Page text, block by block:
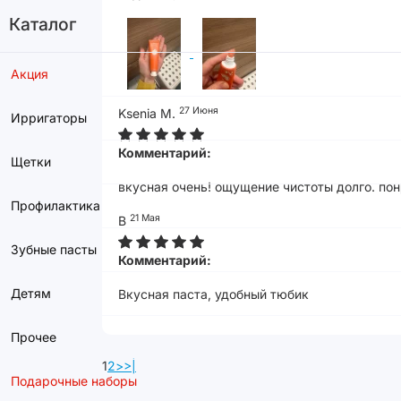
Каталог
Акция
Ирригаторы
Щетки
Профилактика
Зубные пасты
Детям
Прочее
Подарочные наборы
Ksenia M. 27 Июня
Комментарий:
вкусная очень! ощущение чистоты долго.
В 21 Мая
Комментарий:
Вкусная паста, удобный тюбик
12>>|